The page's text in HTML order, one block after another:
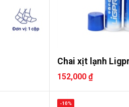
Chai xịt lạnh
152,000 ₫
-10%